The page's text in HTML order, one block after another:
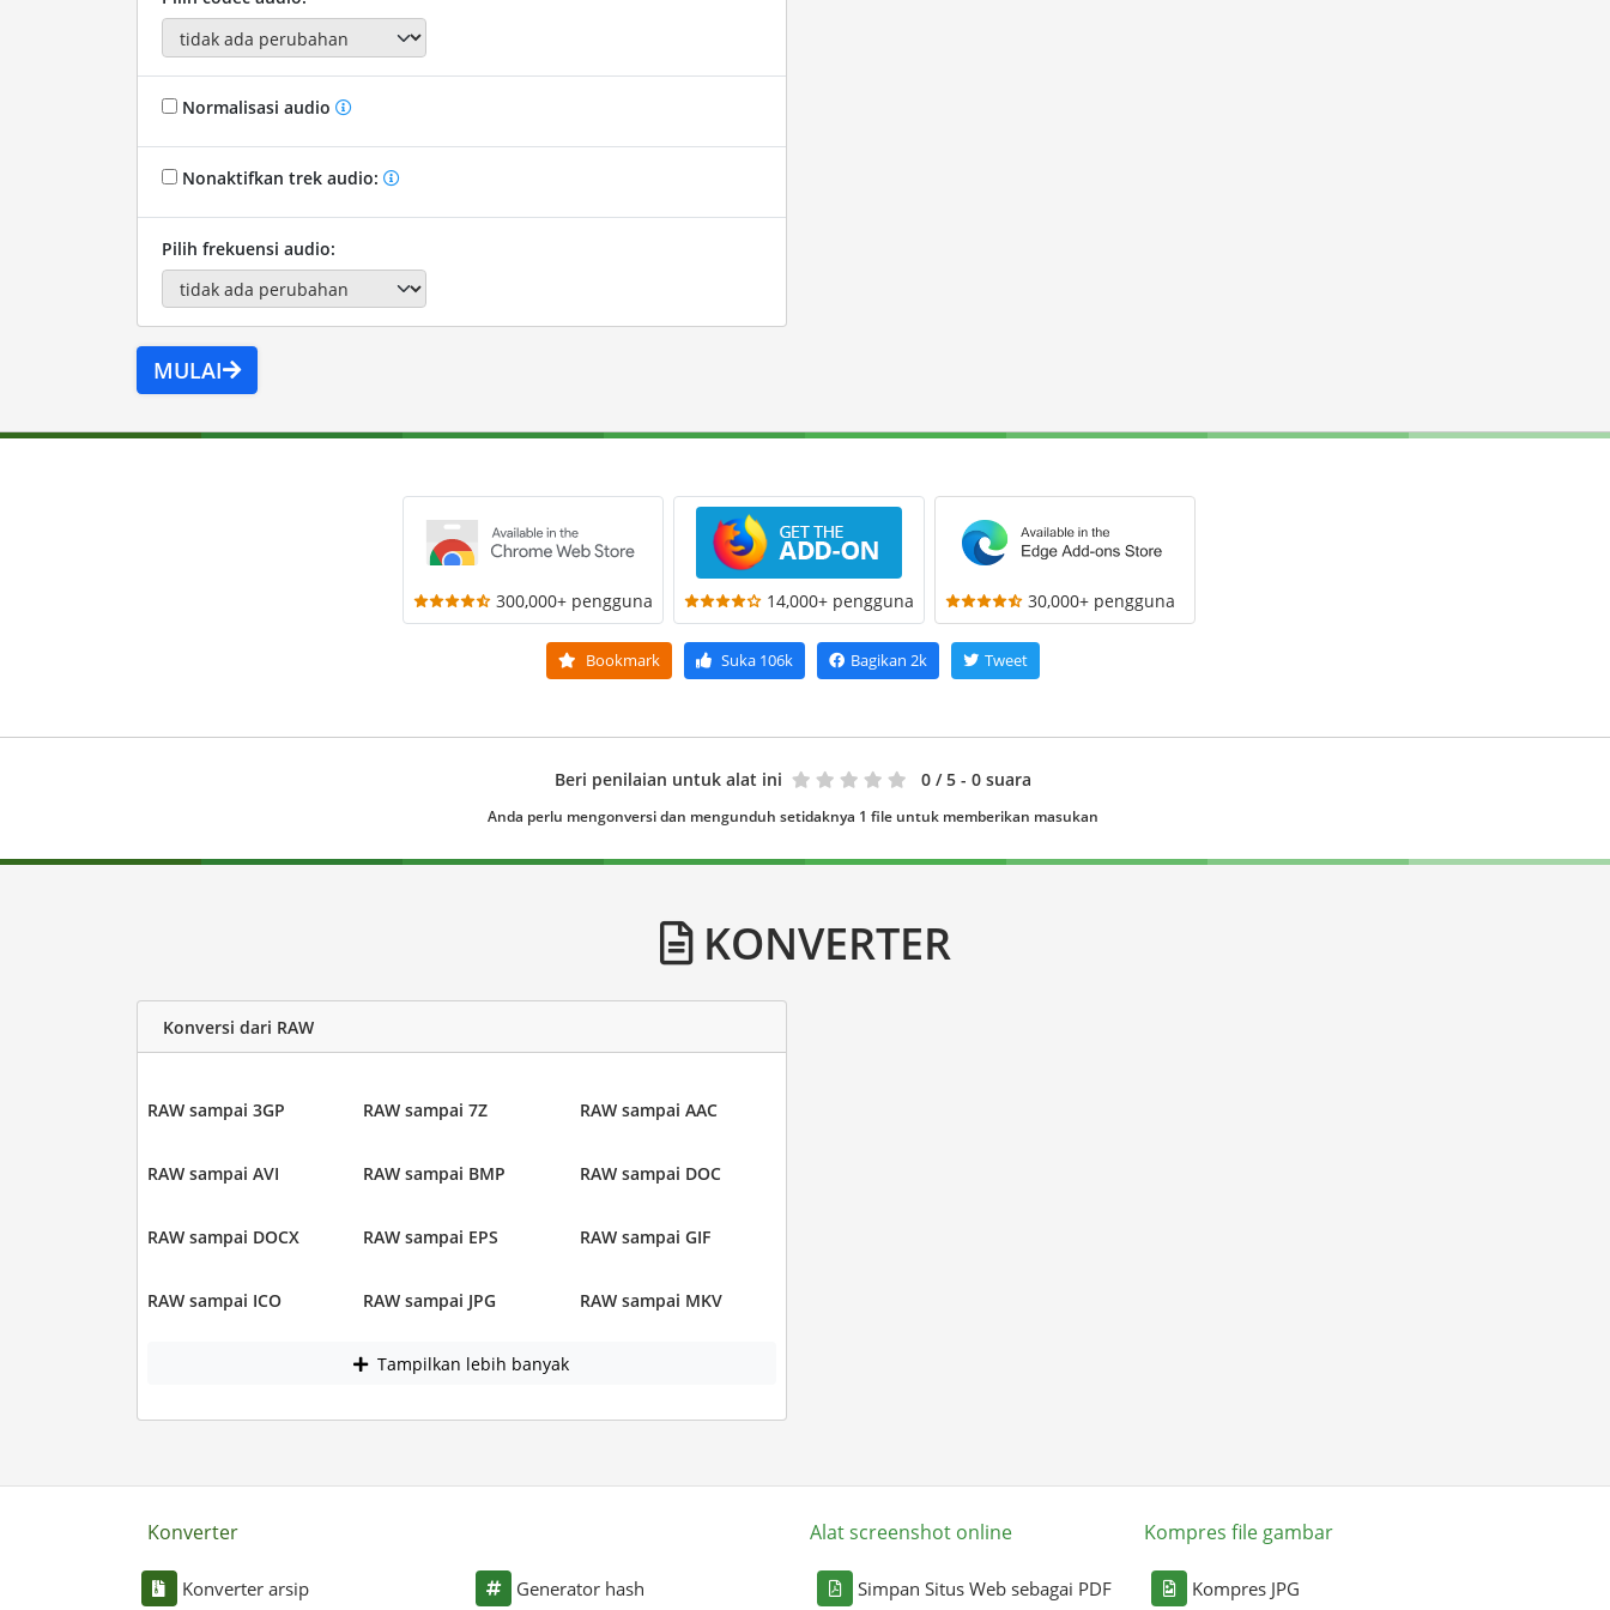
Normalisasi audio
Nonaktifkan trek audio:
Pilih frekuensi audio:
MULAI
300,000+ pengguna 14,000+ pengguna 30,000+ pengguna
Bookmark Suka 106k Bagikan 2k Tweet
Beri penilaian untuk alat ini 0 / 5 - 0 suara
Anda perlu mengonversi dan mengunduh setidaknya 1 file untuk memberikan masukan
KONVERTER
Konversi dari RAW
RAW sampai 3GP RAW sampai 7Z RAW sampai AAC
RAW sampai AVI RAW sampai BMP RAW sampai DOC
RAW sampai DOCX RAW sampai EPS RAW sampai GIF
RAW sampai ICO RAW sampai JPG RAW sampai MKV
Tampilkan lebih banyak
Konverter
Konverter arsip Generator hash
Alat screenshot online
Simpan Situs Web sebagai PDF
Kompres file gambar
Kompres JPG